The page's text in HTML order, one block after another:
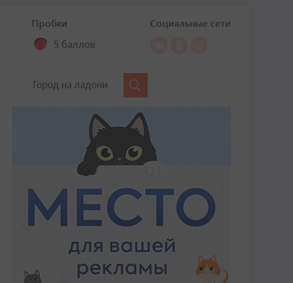
Пробки
5 баллов
Социальные сети
Город на ладони